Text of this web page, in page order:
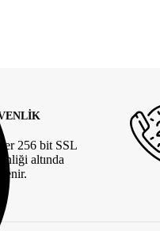
256 bit SSL
altında